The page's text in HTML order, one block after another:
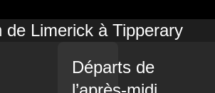
de Limerick à Tipperary
Départs de